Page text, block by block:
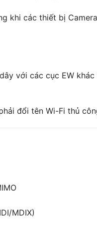
khi các thiết bị
với các cục EW khác
đổi tên Wi-Fi thủ
MDIX)